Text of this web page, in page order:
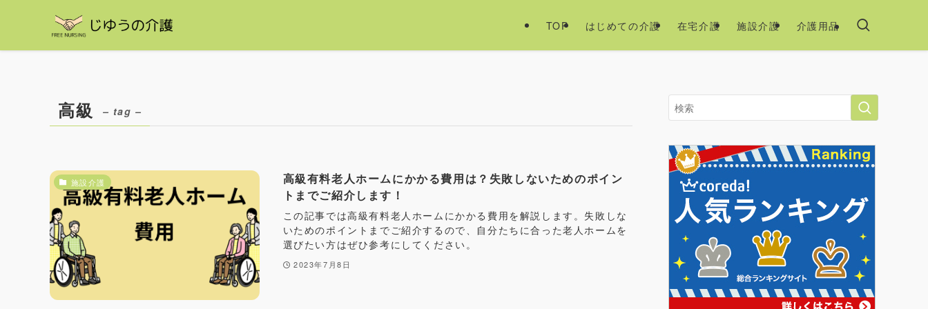
TOP はじめての介護 在宅介護 施設介護 介護用品
高級 – tag –
施設介護
高級有料老人ホームにかかる費用は？失敗しないためのポイン
トまでご紹介します！
この記事では高級有料老人ホームにかかる費用を解説します。失敗しな
いためのポイントまでご紹介するので、自分たちに合った老人ホームを
選びたい方はぜひ参考にしてください。
2023年7月8日